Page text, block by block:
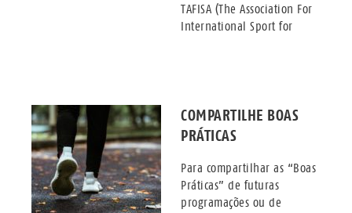
TAFISA (The Association For
International Sport for
COMPARTILHE BOAS
PRÁTICAS
Para compartilhar as “Boas
Práticas” de futuras
programações ou de